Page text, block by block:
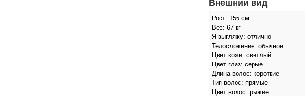
Внешний вид
Рост: 156 см
Вес: 67 кг
Я выгляжу: отлично
Телосложение: обычное
Цвет кожи: светлый
Цвет глаз: серые
Длина волос: короткие
Тип волос: прямые
Цвет волос: рыжие